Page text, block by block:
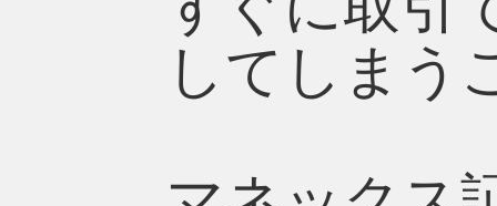
してしまう